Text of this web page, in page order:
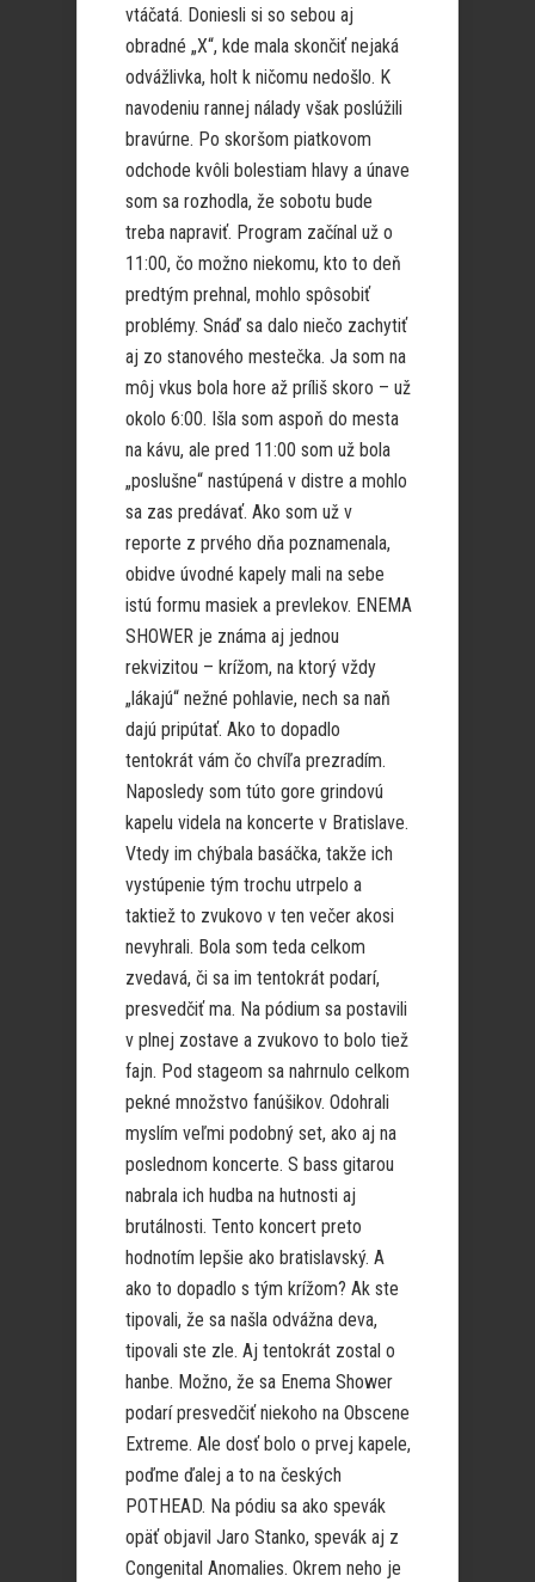
vtáčatá. Doniesli si so sebou aj
obradné „X“, kde mala skončiť nejaká
odvážlivka, holt k ničomu nedošlo. K
navodeniu rannej nálady však poslúžili
bravúrne. Po skoršom piatkovom
odchode kvôli bolestiam hlavy a únave
som sa rozhodla, že sobotu bude
treba napraviť. Program začínal už o
11:00, čo možno niekomu, kto to deň
predtým prehnal, mohlo spôsobiť
problémy. Snáď sa dalo niečo zachytiť
aj zo stanového mestečka. Ja som na
môj vkus bola hore až príliš skoro – už
okolo 6:00. Išla som aspoň do mesta
na kávu, ale pred 11:00 som už bola
„poslušne“ nastúpená v distre a mohlo
sa zas predávať. Ako som už v
reporte z prvého dňa poznamenala,
obidve úvodné kapely mali na sebe
istú formu masiek a prevlekov. ENEMA
SHOWER je známa aj jednou
rekvizitou – krížom, na ktorý vždy
„lákajú“ nežné pohlavie, nech sa naň
dajú pripútať. Ako to dopadlo
tentokrát vám čo chvíľa prezradím.
Naposledy som túto gore grindovú
kapelu videla na koncerte v Bratislave.
Vtedy im chýbala basáčka, takže ich
vystúpenie tým trochu utrpelo a
taktiež to zvukovo v ten večer akosi
nevyhrali. Bola som teda celkom
zvedavá, či sa im tentokrát podarí,
presvedčiť ma. Na pódium sa postavili
v plnej zostave a zvukovo to bolo tiež
fajn. Pod stageom sa nahrnulo celkom
pekné množstvo fanúšikov. Odohrali
myslím veľmi podobný set, ako aj na
poslednom koncerte. S bass gitarou
nabrala ich hudba na hutnosti aj
brutálnosti. Tento koncert preto
hodnotím lepšie ako bratislavský. A
ako to dopadlo s tým krížom? Ak ste
tipovali, že sa našla odvážna deva,
tipovali ste zle. Aj tentokrát zostal o
hanbe. Možno, že sa Enema Shower
podarí presvedčiť niekoho na Obscene
Extreme. Ale dosť bolo o prvej kapele,
poďme ďalej a to na českých
POTHEAD. Na pódiu sa ako spevák
opäť objavil Jaro Stanko, spevák aj z
Congenital Anomalies. Okrem neho je